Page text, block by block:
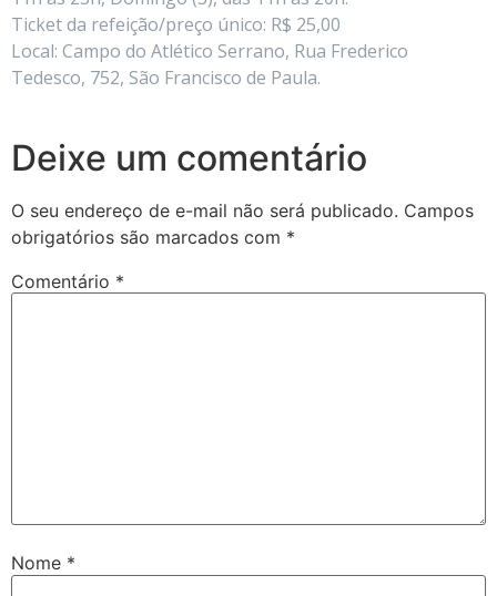
Ticket da refeição/preço único: R$ 25,00
Local: Campo do Atlético Serrano, Rua Frederico
Tedesco, 752, São Francisco de Paula.
Deixe um comentário
O seu endereço de e-mail não será publicado. Campos
obrigatórios são marcados com *
Comentário *
Nome *